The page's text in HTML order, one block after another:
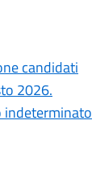
candidati
2026.
indeterminato